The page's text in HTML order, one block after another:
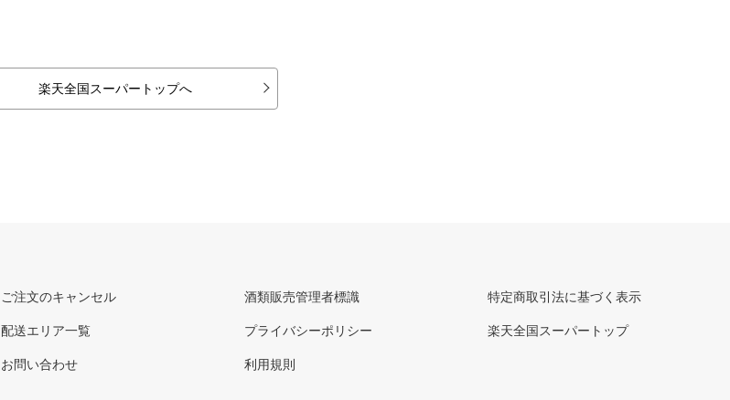
楽天全国スーパートップへ
ご注文のキャンセル
配送エリア一覧
お問い合わせ
酒類販売管理者標識
プライバシーポリシー
利用規則
特定商取引法に基づく表示
楽天全国スーパートップ